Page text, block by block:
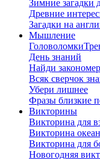
Зимние загадки
Древние
Загадки на
Мышление
Головоломки
День знаний
Найди
Всяк сверчок
Убери лишнее
Фразы близкие
Викторины
Викторина для
Викторина
Викторина для
Новогодняя